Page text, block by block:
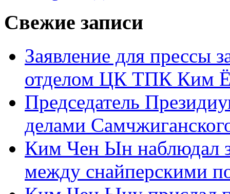
Свежие записи
Заявление для прессы
отделом ЦК ТПК Ким
Председатель
делами
Ким Чен Ын наблюдал
между снайперскими